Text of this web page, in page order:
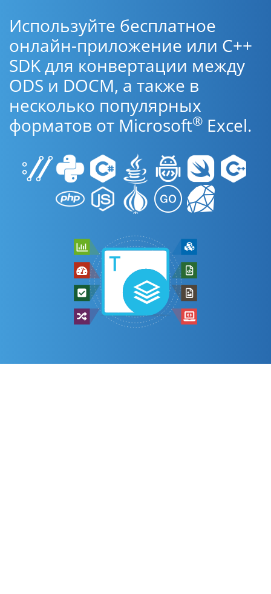
Используйте бесплатное
онлайн-приложение или C++
SDK для конвертации между
ODS и DOCM, а также в
несколько популярных
форматов от Microsoft® Excel.